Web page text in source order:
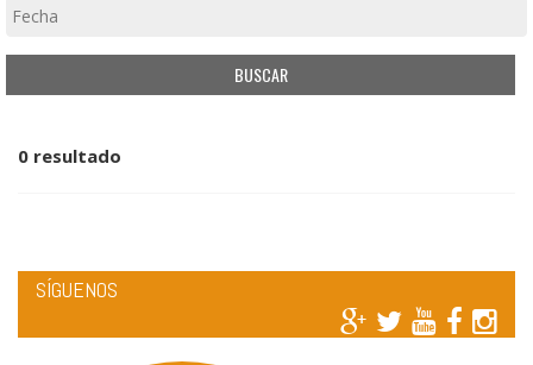
0 resultado
SÍGUENOS